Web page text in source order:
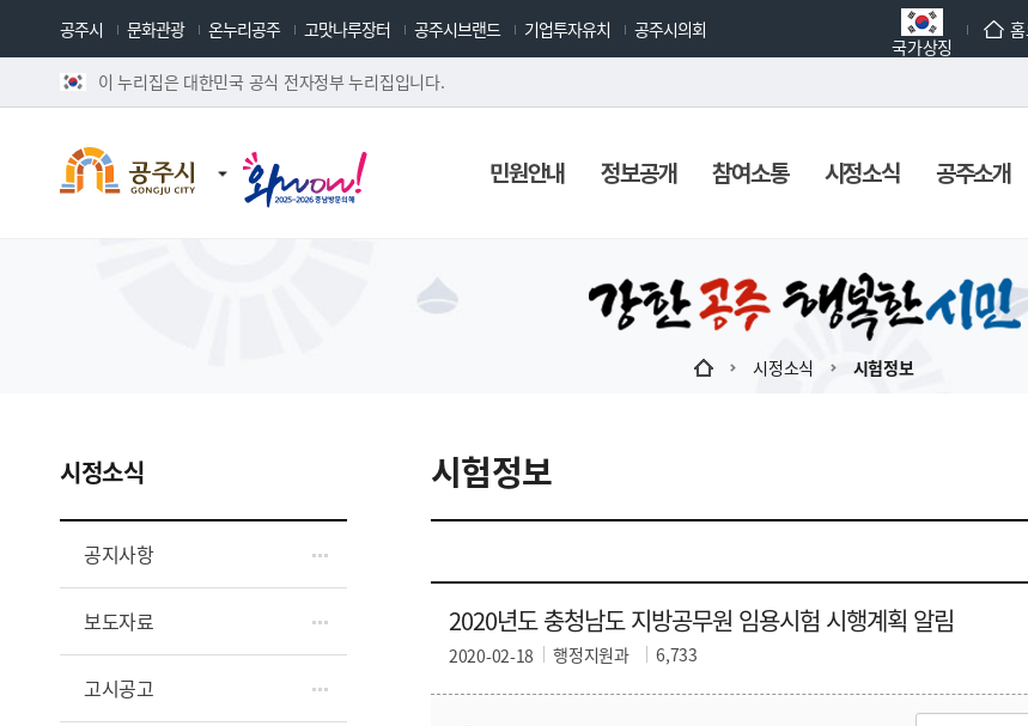
공주시 문화관광 온누리공주 고맛나루장터 공주시브랜드 기업투자유치 공주시의회
국가상징
이 누리집은 대한민국 공식 전자정부 누리집입니다.
민원안내 정보공개 참여소통 시정소식 공주소개
시정소식 시험정보
시정소식
공지사항
보도자료
고시공고
시험정보
2020년도 충청남도 지방공무원 임용시험 시행계획 알림
행정지원과 6,733
2020-02-18